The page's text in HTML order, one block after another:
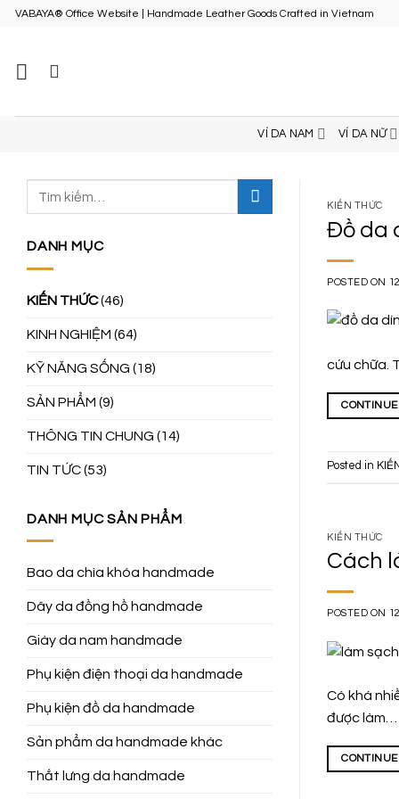
SkipVABAYA® Office Website | Handmade Leather Goods Crafted in Vietnam
VÍ DA NAM VÍ DA NỮ
DANH MỤC
KIẾN THỨC(46)
KINH NGHIỆM (64)
KỸ NĂNG SỐNG (18)
SẢN PHẨM (9)
THÔNG TIN CHUNG (14)
TIN TỨC(53)
DANH MỤC SẢN PHẨM
Bao da chìa khóa handmade
Dây da đồng hồ handmade
Giày da nam handmade
Phụ kiện điện thoại da handmade
Phụ kiện đồ da handmade
Sản phẩm da handmade khác
Thắt lưng da handmade
KIẾN THỨC
Đồ da
POSTED ON
cứu chữa.
Posted in
KIẾN THỨC
Cách
POSTED ON
Có khá
được làm…